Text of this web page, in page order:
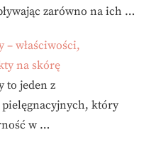
zarówno na ich …
– właściwości,
na skórę
to jeden z
pielęgnacyjnych, który
w …